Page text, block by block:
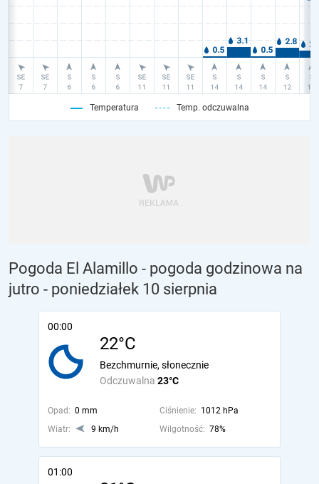
Temperatura Temp. odczuwalna
Pogoda El Alamillo - pogoda godzinowa na
jutro - poniedziałek 10 sierpnia
00:00
22°C
Odczuwalna 23°C
Bezchmurnie, słonecznie
Opad: 0 mm Ciśnienie: 1012 hPa
Wiatr:
9 km/h Wilgotność: 78%
01:00